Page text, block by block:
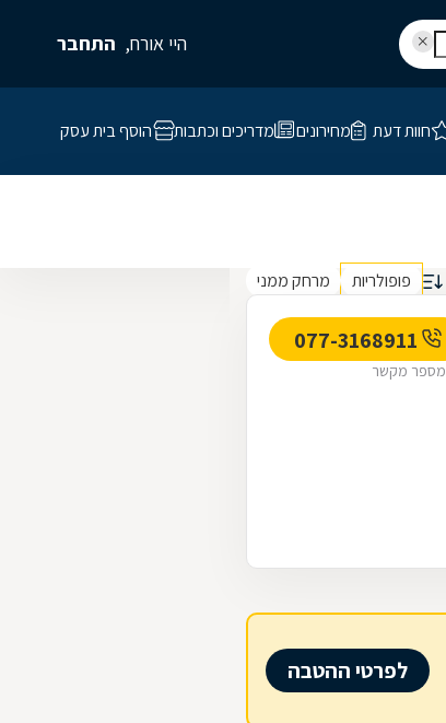
היי אורח, התחבר
חוות דעת מחירונים מדריכים וכתבות הוסף בית עסק
פופולריות מרחק ממני
מספר מקשר
לפרטי ההטבה